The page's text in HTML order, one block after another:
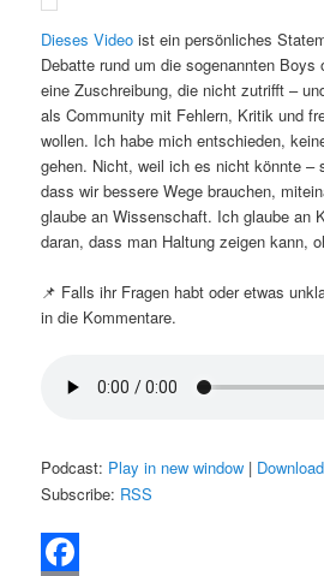
Dieses Video ist ein persönliches
Debatte rund um die sogenannten
eine Zuschreibung, die nicht zutrifft –
als Community mit Fehlern, Kritik und
wollen. Ich habe mich entschieden,
gehen. Nicht, weil ich es nicht könnte –
dass wir bessere Wege brauchen,
glaube an Wissenschaft. Ich glaube an
daran, dass man Haltung zeigen kann,
📌 Falls ihr Fragen habt oder etwas
in die Kommentare.
Podcast: Play in new window | Download
Subscribe: RSS